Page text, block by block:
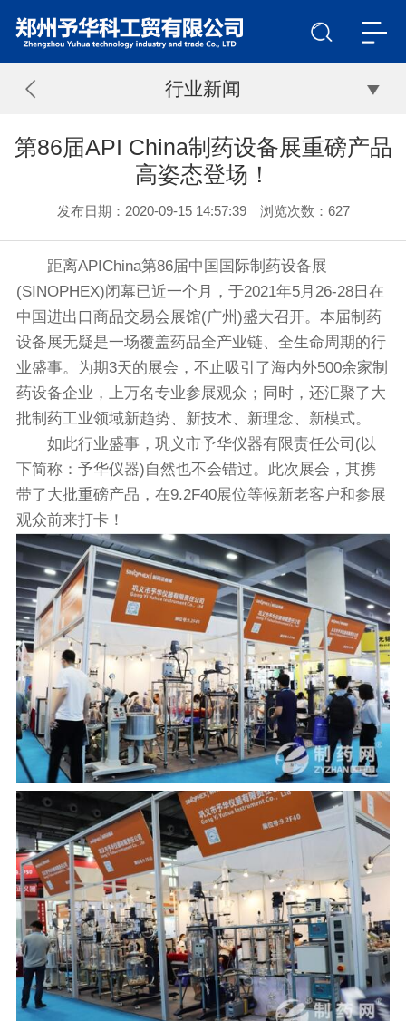
行业新闻
第86届API China制药设备展重磅产品
高姿态登场！
发布日期：2020-09-15 14:57:39 浏览次数： 627
距离APIChina第86届中国国际制药设备展
(SINOPHEX)闭幕已近一个月，于2021年5月26-28日在
中国进出口商品交易会展馆(广州)盛大召开。本届制药
设备展无疑是一场覆盖药品全产业链、全生命周期的行
业盛事。为期3天的展会，不止吸引了海内外500余家制
药设备企业，上万名专业参展观众；同时，还汇聚了大
批制药工业领域新趋势、新技术、新理念、新模式。
如此行业盛事，巩义市予华仪器有限责任公司(以
下简称：予华仪器)自然也不会错过。此次展会，其携
带了大批重磅产品，在9.2F40展位等候新老客户和参展
观众前来打卡！